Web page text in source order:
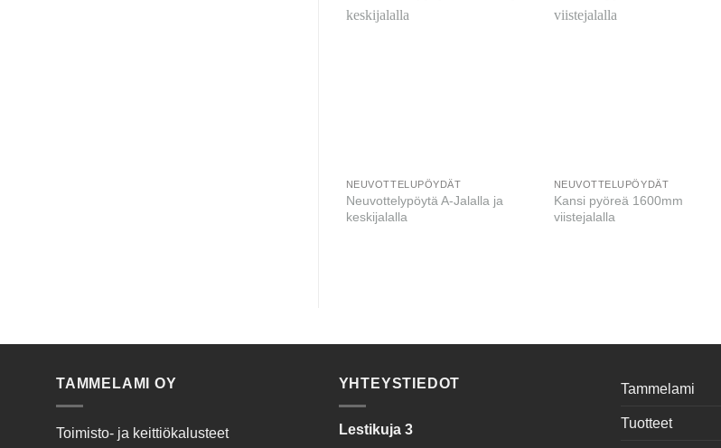
NEUVOTTELUPÖYDÄT
Neuvottelypöytä A-Jalalla ja
keskijalalla
NEUVOTTELUPÖYDÄT
Kansi pyöreä 1600mm
viistejalalla
TAMMELAMI OY
Toimisto- ja keittiökalusteet
YHTEYSTIEDOT
Lestikuja 3
Tammelami
Tuotteet